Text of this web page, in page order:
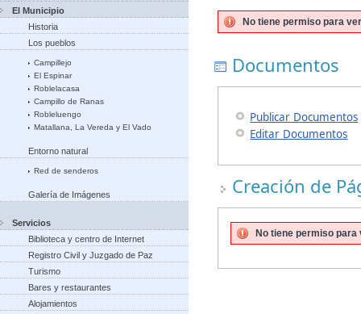
El Municipio
Historia
Los pueblos
Campillejo
El Espinar
Roblelacasa
Campillo de Ranas
Robleluengo
Matallana, La Vereda y El Vado
Entorno natural
Red de senderos
Galería de Imágenes
Servicios
Biblioteca y centro de Internet
Registro Civil y Juzgado de Paz
Turismo
Bares y restaurantes
Alojamientos
No tiene permiso para
Documentos
Publicar Documentos
Editar Documentos
Creación de
No tiene permiso